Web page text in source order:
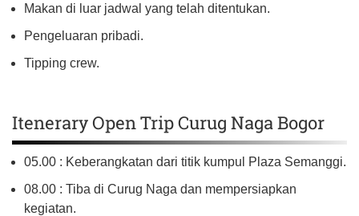
Makan di luar jadwal yang telah ditentukan.
Pengeluaran pribadi.
Tipping crew.
Itenerary Open Trip Curug Naga Bogor
05.00 : Keberangkatan dari titik kumpul Plaza Semanggi.
08.00 : Tiba di Curug Naga dan mempersiapkan
kegiatan.